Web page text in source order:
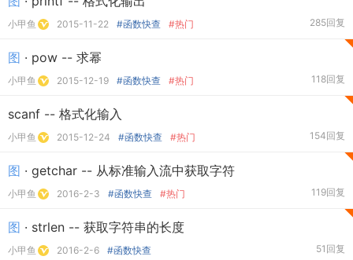
小甲鱼 2015-11-22 #函数快查 #热门 285回复
图 · pow -- 求幂
小甲鱼 2015-12-19 #函数快查 #热门 118回复
scanf -- 格式化输入
小甲鱼 2015-12-24 #函数快查 #热门 154回复
图 · getchar -- 从标准输入流中获取字符
小甲鱼 2016-2-3 #函数快查 #热门 119回复
图 · strlen -- 获取字符串的长度
小甲鱼 2016-2-6 #函数快查 51回复